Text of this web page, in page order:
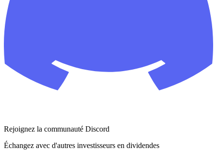
Rejoignez la communauté Discord
Échangez avec d'autres investisseurs en dividendes